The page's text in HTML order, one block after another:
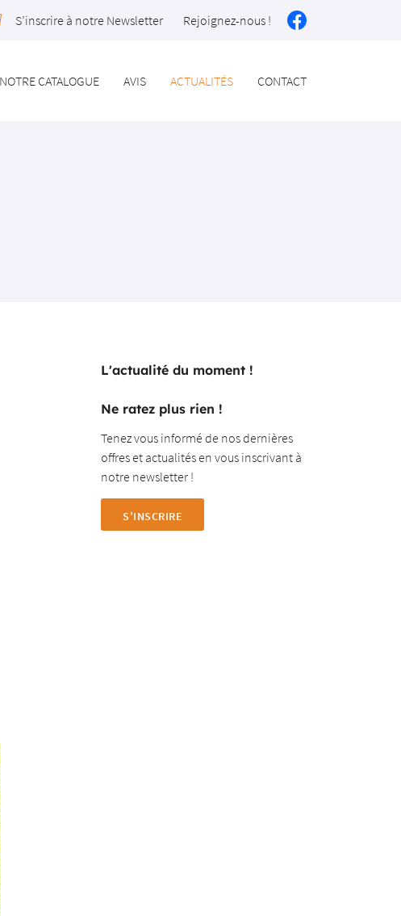
S’inscrire à notre Newsletter Rejoignez-nous !
NOTRE CATALOGUE AVIS ACTUALITÉS CONTACT
L'actualité du moment !
Ne ratez plus rien !
Tenez vous informé de nos dernières
offres et actualités en vous inscrivant à
notre newsletter !
S'INSCRIRE